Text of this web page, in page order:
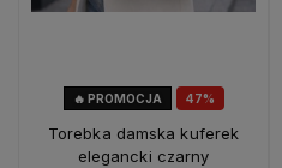
47%
🔥 PROMOCJA
Torebka damska kuferek
elegancki czarny